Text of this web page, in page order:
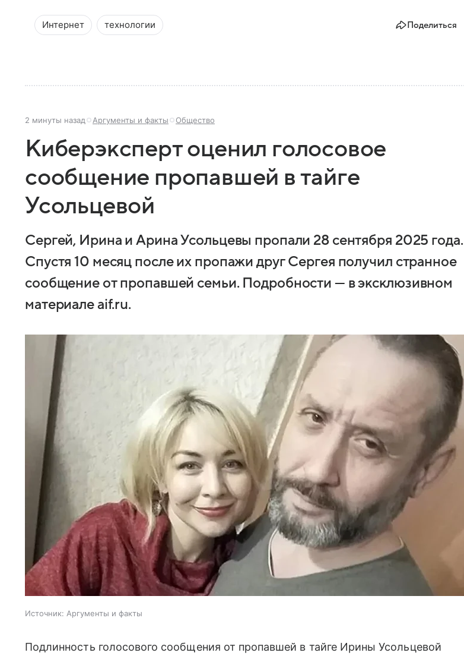
Интернет технологии Поделиться
2 минуты назад Аргументы и факты Общество
Киберэксперт оценил голосовое
сообщение пропавшей в тайге
Усольцевой
Сергей, Ирина и Арина Усольцевы пропали 28 сентября 2025 года.
Спустя 10 месяц после их пропажи друг Сергея получил странное
сообщение от пропавшей семьи. Подробности — в эксклюзивном
материале aif.ru.
Источник: Аргументы и факты
Подлинность голосового сообщения от пропавшей в тайге Ирины Усольцевой